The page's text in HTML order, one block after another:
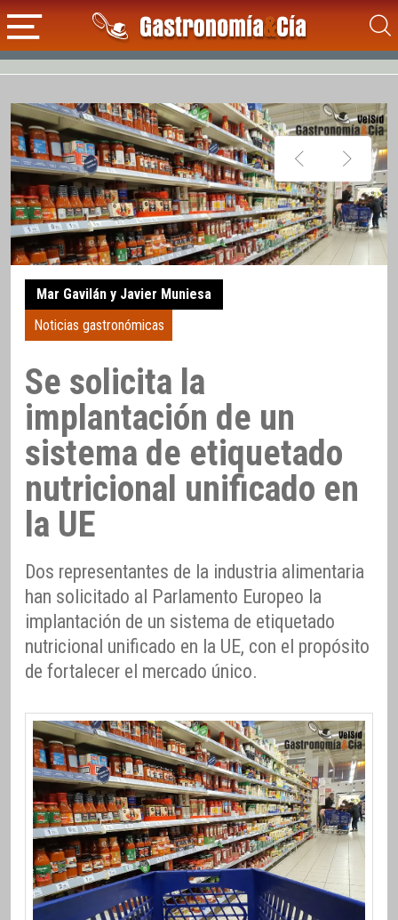
Mar Gavilán y Javier Muniesa
Noticias gastronómicas
Se solicita la
implantación de un
sistema de etiquetado
nutricional unificado en
la UE
Dos representantes de la industria alimentaria
han solicitado al Parlamento Europeo la
implantación de un sistema de etiquetado
nutricional unificado en la UE, con el propósito
de fortalecer el mercado único.